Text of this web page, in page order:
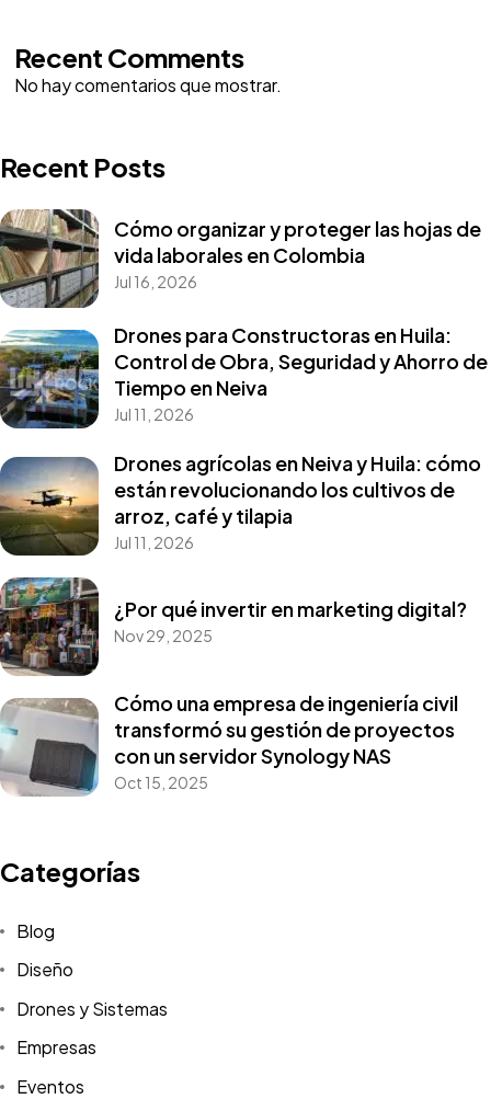
Recent Comments
No hay comentarios que mostrar.
Recent Posts
Cómo organizar y proteger las hojas de
vida laborales en Colombia
Jul 16, 2026
Drones para Constructoras en Huila:
Control de Obra, Seguridad y Ahorro de
Tiempo en Neiva
Jul 11, 2026
Drones agrícolas en Neiva y Huila: cómo
están revolucionando los cultivos de
arroz, café y tilapia
Jul 11, 2026
¿Por qué invertir en marketing digital?
Nov 29, 2025
Cómo una empresa de ingeniería civil
transformó su gestión de proyectos
con un servidor Synology NAS
Oct 15, 2025
Categorías
Blog
Diseño
Drones y Sistemas
Empresas
Eventos